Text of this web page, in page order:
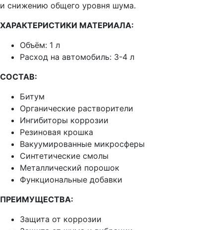
и снижению общего уровня шума.
ХАРАКТЕРИСТИКИ МАТЕРИАЛА:
Объём: 1 л
Расход на автомобиль: 3-4 л
СОСТАВ:
Битум
Органические растворители
Ингибиторы коррозии
Резиновая крошка
Вакуумированные микросферы
Синтетические смолы
Металлический порошок
Функциональные добавки
ПРЕИМУЩЕСТВА:
Защита от коррозии